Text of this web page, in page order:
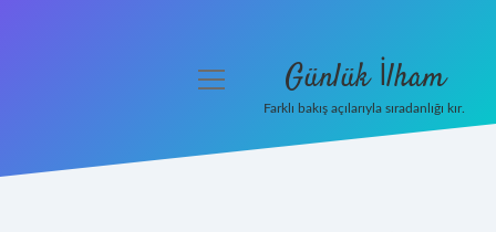
menüyü
Günlük İlham
Farklı bakış açılarıyla sıradanlığı kır.